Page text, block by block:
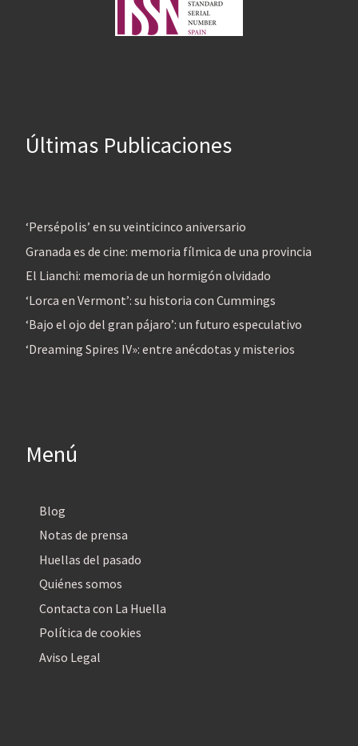
Últimas Publicaciones
‘Persépolis’ en su veinticinco aniversario
Granada es de cine: memoria fílmica de una provincia
El Lianchi: memoria de un hormigón olvidado
‘Lorca en Vermont’: su historia con Cummings
‘Bajo el ojo del gran pájaro’: un futuro especulativo
‘Dreaming Spires IV»: entre anécdotas y misterios
Menú
Blog
Notas de prensa
Huellas del pasado
Quiénes somos
Contacta con La Huella
Política de cookies
Aviso Legal